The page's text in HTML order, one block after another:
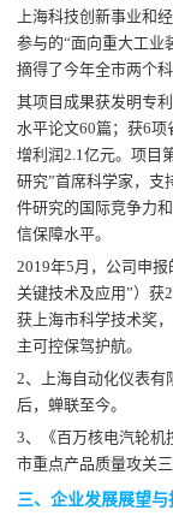
上海科技创新事业和
参与的“面向重大工业
摘得了今年全市两个
其项目成果获发明专
水平论文60篇；获6
增利润2.1亿元。项目
研究”首席科学家，支
件研究的国际竞争力
信保障水平。
2019年5月，公司申
关键技术及应用”）获
获上海市科学技术奖
主可控保驾护航。
2、上海自动化仪表有
后，蝉联至今。
3、《百万核电汽轮机
市重点产品质量攻关三
三、企业发展展望与